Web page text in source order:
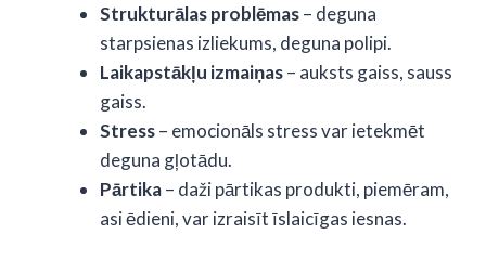
Strukturālas problēmas– deguna
starpsienas izliekums, deguna polipi.
Laikapstākļu izmaiņas– auksts gaiss, sauss
gaiss.
Stress– emocionāls stress var ietekmēt
deguna gļotādu.
Pārtika– daži pārtikas produkti, piemēram,
asi ēdieni, var izraisīt īslaicīgas iesnas.